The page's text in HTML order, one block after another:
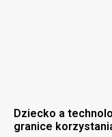
Dziecko a
granice